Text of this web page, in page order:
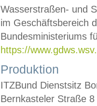
Wasserstraßen- und
im Geschäftsbereich
Bundesministeriums
https://
Produktion
ITZBund Dienstsitz
Bernkasteler Straße 8